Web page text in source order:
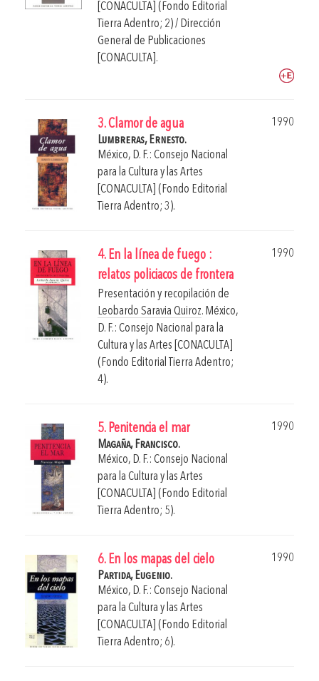
[CONACULTA] (Fondo Editorial
Tierra Adentro; 2) / Dirección
General de Publicaciones
[CONACULTA].
3. Clamor de agua
1990
Lumbreras, Ernesto.
México, D. F.: Consejo Nacional
para la Cultura y las Artes
[CONACULTA] (Fondo Editorial
Tierra Adentro; 3).
4. En la línea de fuego :
relatos policiacos de frontera
1990
Presentación y recopilación de
Leobardo Saravia Quiroz. México,
D. F.: Consejo Nacional para la
Cultura y las Artes [CONACULTA]
(Fondo Editorial Tierra Adentro;
4).
5. Penitencia el mar
1990
Magaña, Francisco.
México, D. F.: Consejo Nacional
para la Cultura y las Artes
[CONACULTA] (Fondo Editorial
Tierra Adentro; 5).
6. En los mapas del cielo
1990
Partida, Eugenio.
México, D. F.: Consejo Nacional
para la Cultura y las Artes
[CONACULTA] (Fondo Editorial
Tierra Adentro; 6).